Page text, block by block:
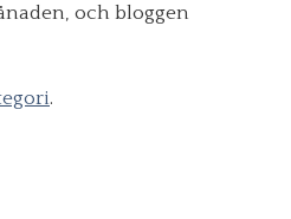
och bloggen
.